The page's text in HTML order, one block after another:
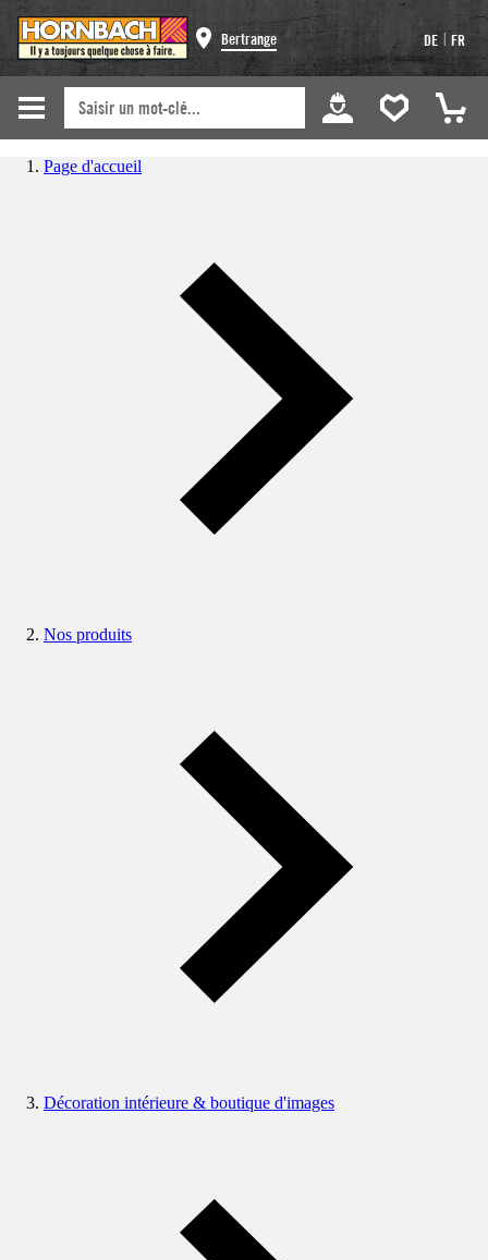
Bertrange DE | FR
Page d'accueil
Nos produits
Décoration intérieure & boutique d'images